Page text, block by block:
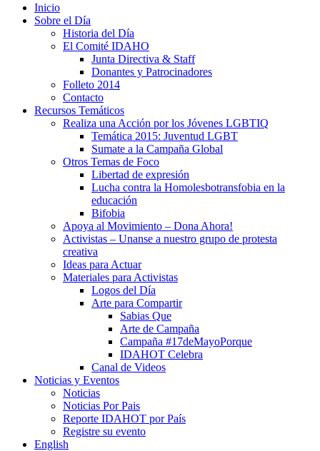
Inicio
Sobre el Día
Historia del Día
El Comité IDAHO
Junta Directiva & Staff
Donantes y Patrocinadores
Folleto 2014
Contacto
Recursos Temáticos
Realiza una Acción por los Jóvenes LGBTIQ
Temática 2015: Juventud LGBT
Sumate a la Campaña Global
Otros Temas de Foco
Libertad de expresión
Lucha contra la Homolesbotransfobia en la
educación
Bifobia
Apoya al Movimiento – Dona Ahora!
Activistas – Unanse a nuestro grupo de protesta
creativa
Ideas para Actuar
Materiales para Activistas
Logos del Día
Arte para Compartir
Sabias Que
Arte de Campaña
Campaña #17deMayoPorque
IDAHOT Celebra
Canal de Videos
Noticias y Eventos
Noticias
Noticias Por Pais
Reporte IDAHOT por País
Registre su evento
English